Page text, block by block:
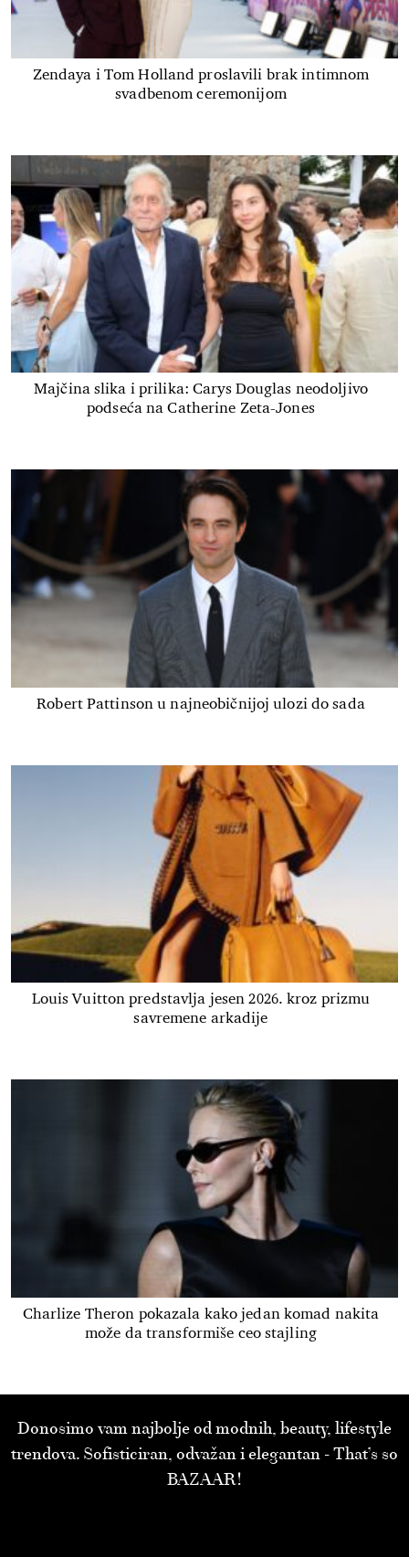
Zendaya i Tom Holland proslavili brak intimnom
svadbenom ceremonijom
Majčina slika i prilika: Carys Douglas neodoljivo
podseća na Catherine Zeta-Jones
Robert Pattinson u najneobičnijoj ulozi do sada
Louis Vuitton predstavlja jesen 2026. kroz prizmu
savremene arkadije
Charlize Theron pokazala kako jedan komad nakita
može da transformiše ceo stajling
Donosimo vam najbolje od modnih, beauty, lifestyle
trendova. Sofisticiran, odvažan i elegantan - That’s so
BAZAAR!